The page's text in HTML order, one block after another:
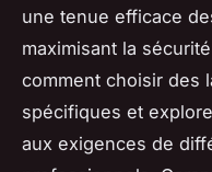
une tenue efficace
maximisant la
comment choisir des
spécifiques et
aux exigences de